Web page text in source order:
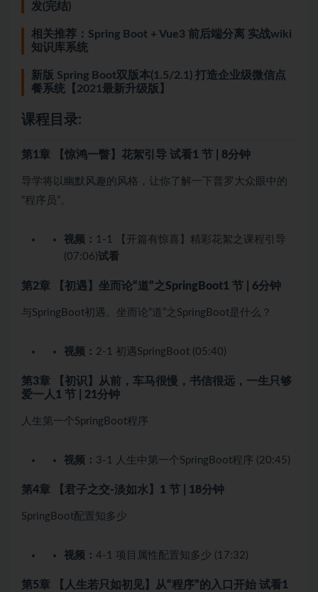
发(完结)
相关推荐：Spring Boot + Vue3 前后端分离 实战wiki
知识库系统
新版 Spring Boot双版本(1.5/2.1) 打造企业级微信点
餐系统【2021最新升级版】
课程目录:
第1章 【惊鸿一瞥】花絮引导 试看1 节 | 8分钟
导学将以幽默风趣的风格，让你了解一下普罗大众眼中的
“程序员”。
视频： 1-1 【开篇有惊喜】精彩花絮之课程引导
(07:06)试看
第2章 【初遇】坐而论“道”之SpringBoot1 节 | 6分钟
与SpringBoot初遇。坐而论“道”之SpringBoot是什么？
视频： 2-1 初遇SpringBoot (05:40)
第3章 【初识】从前，车马很慢，书信很远，一生只够
爱一人1 节 | 21分钟
人生第一个SpringBoot程序
视频： 3-1 人生中第一个SpringBoot程序 (20:45)
第4章 【君子之交-淡如水】 1 节 | 18分钟
SpringBoot配置知多少
视频： 4-1 项目属性配置知多少 (17:32)
第5章 【人生若只如初见】从“程序”的入口开始 试看1